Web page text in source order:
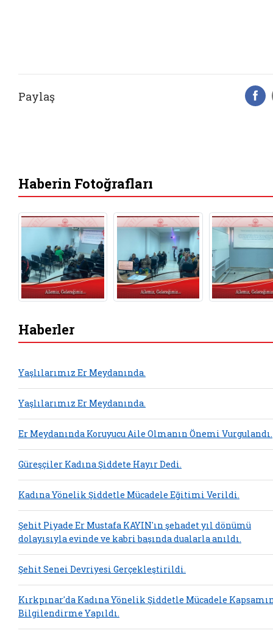
Paylaş
Haberin Fotoğrafları
Haberler
Yaşlılarımız Er Meydanında.
Yaşlılarımız Er Meydanında.
Er Meydanında Koruyucu Aile Olmanın Önemi Vurgulandı.
Güreşçiler Kadına Şiddete Hayır Dedi.
Kadına Yönelik Şiddetle Mücadele Eğitimi Verildi.
Şehit Piyade Er Mustafa KAYIN'ın şehadet yıl dönümü
dolayısıyla evinde ve kabri başında dualarla anıldı.
Şehit Senei Devriyesi Gerçekleştirildi.
Kırkpınar'da Kadına Yönelik Şiddetle Mücadele
Bilgilendirme Yapıldı.